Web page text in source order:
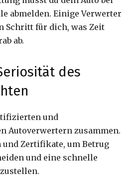
abmelden. Einige Verwerter
Schritt für dich, was Zeit
ab.
des
und
Autoverwertern zusammen.
und Zertifikate, um Betrug
und eine schnelle